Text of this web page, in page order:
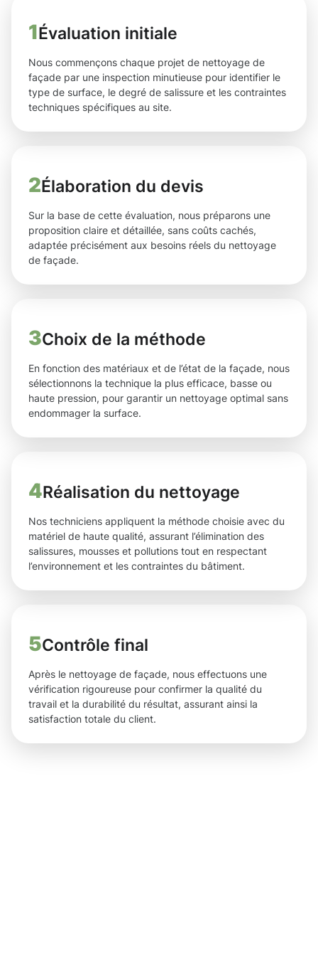
1Évaluation initiale
Nous commençons chaque projet de nettoyage de
façade par une inspection minutieuse pour identifier le
type de surface, le degré de salissure et les contraintes
techniques spécifiques au site.
2Élaboration du devis
Sur la base de cette évaluation, nous préparons une
proposition claire et détaillée, sans coûts cachés,
adaptée précisément aux besoins réels du nettoyage
de façade.
3Choix de la méthode
En fonction des matériaux et de l’état de la façade, nous
sélectionnons la technique la plus efficace, basse ou
haute pression, pour garantir un nettoyage optimal sans
endommager la surface.
4Réalisation du nettoyage
Nos techniciens appliquent la méthode choisie avec du
matériel de haute qualité, assurant l’élimination des
salissures, mousses et pollutions tout en respectant
l’environnement et les contraintes du bâtiment.
5Contrôle final
Après le nettoyage de façade, nous effectuons une
vérification rigoureuse pour confirmer la qualité du
travail et la durabilité du résultat, assurant ainsi la
satisfaction totale du client.